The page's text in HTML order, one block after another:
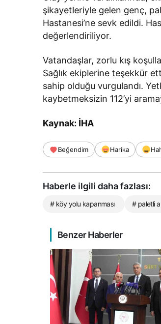
şikayetleriyle gelen genç,
Hastanesi’ne sevk edildi.
değerlendiriliyor.
Vatandaşlar, zorlu kış
Sağlık ekiplerine teşekkür
sahip olduğu vurgulandı.
kaybetmeksizin 112’yi
Kaynak: İHA
Beğendim Harika
Haberle ilgili daha fazlası:
# köy yolu kapanması # paletli
Benzer Haberler